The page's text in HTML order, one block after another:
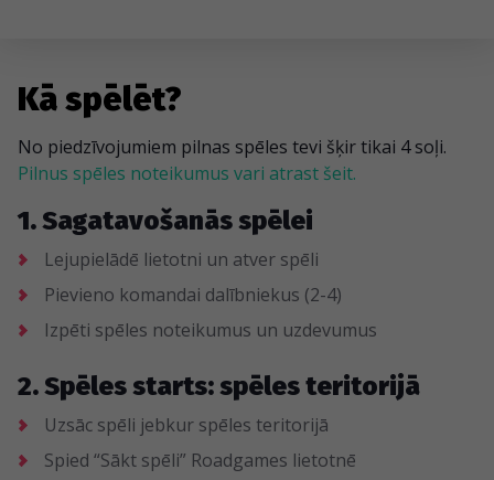
Kā spēlēt?
No piedzīvojumiem pilnas spēles tevi šķir tikai 4 soļi.
Pilnus spēles noteikumus vari atrast šeit.
1. Sagatavošanās spēlei
Lejupielādē lietotni un atver spēli
Pievieno komandai dalībniekus (2-4)
Izpēti spēles noteikumus un uzdevumus
2. Spēles starts: spēles teritorijā
Uzsāc spēli jebkur spēles teritorijā
Spied “Sākt spēli” Roadgames lietotnē